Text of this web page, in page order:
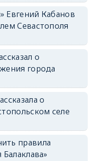
Евгений Кабанов
Севастополя
о
города
о
селе
правила